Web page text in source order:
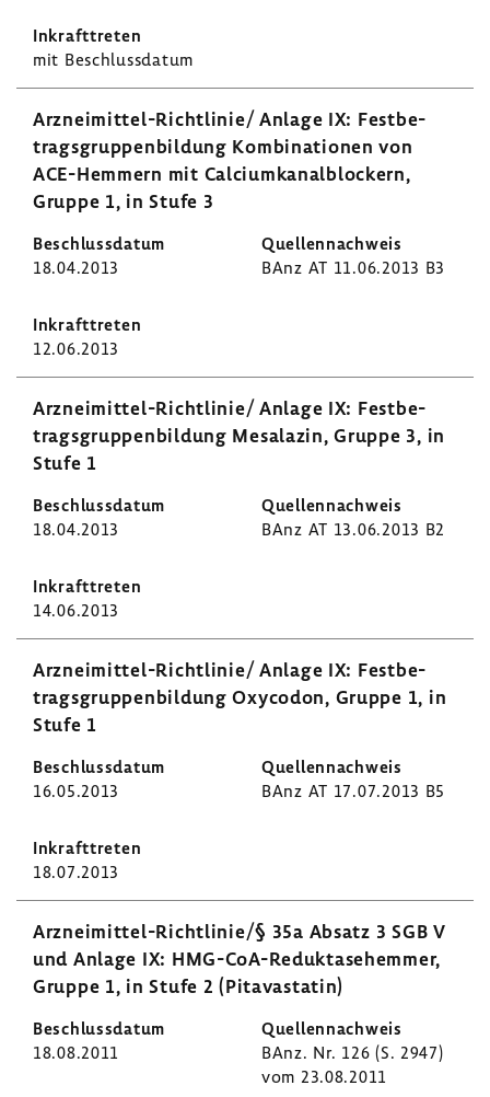
mit Beschluss­datum
Arzneimittel-​Richtlinie/ Anlage IX: Fest­be­
trags­grup­pen­bil­dung Kombi­na­tionen von
ACE-​Hemmern mit Calci­um­ka­nal­blo­ckern,
Gruppe 1, in Stufe 3
18.04.2013 BAnz AT 11.06.2013 B3
12.06.2013
Arzneimittel-​Richtlinie/ Anlage IX: Fest­be­
trags­grup­pen­bil­dung Mesa­lazin, Gruppe 3, in
Stufe 1
18.04.2013 BAnz AT 13.06.2013 B2
14.06.2013
Arzneimittel-​Richtlinie/ Anlage IX: Fest­be­
trags­grup­pen­bil­dung Oxycodon, Gruppe 1, in
Stufe 1
16.05.2013 BAnz AT 17.07.2013 B5
18.07.2013
Arzneimittel-​Richtlinie/§ 35a Absatz 3 SGB V
und Anlage IX: HMG-​CoA-Reduktasehemmer,
Gruppe 1, in Stufe 2 (Pita­va­statin)
18.08.2011
BAnz. Nr. 126 (S. 2947)
vom 23.08.2011